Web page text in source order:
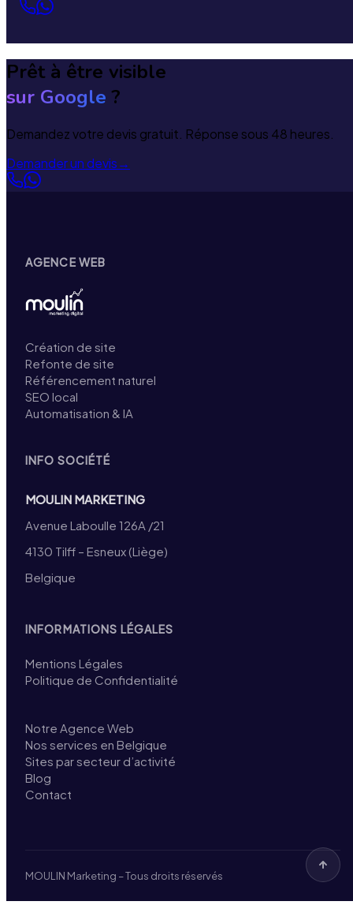
Prêt à être visible
sur Google ?
Demandez votre devis gratuit. Réponse sous 48 heures.
Demander un devis→
AGENCE WEB
Création de site
Refonte de site
Référencement naturel
SEO local
Automatisation & IA
INFO SOCIÉTÉ
MOULIN MARKETING
Avenue Laboulle 126A /21
4130 Tilff – Esneux (Liège)
Belgique
INFORMATIONS LÉGALES
Mentions Légales
Politique de Confidentialité
Notre Agence Web
Nos services en Belgique
Sites par secteur d’activité
Blog
Contact
MOULIN Marketing – Tous droits réservés